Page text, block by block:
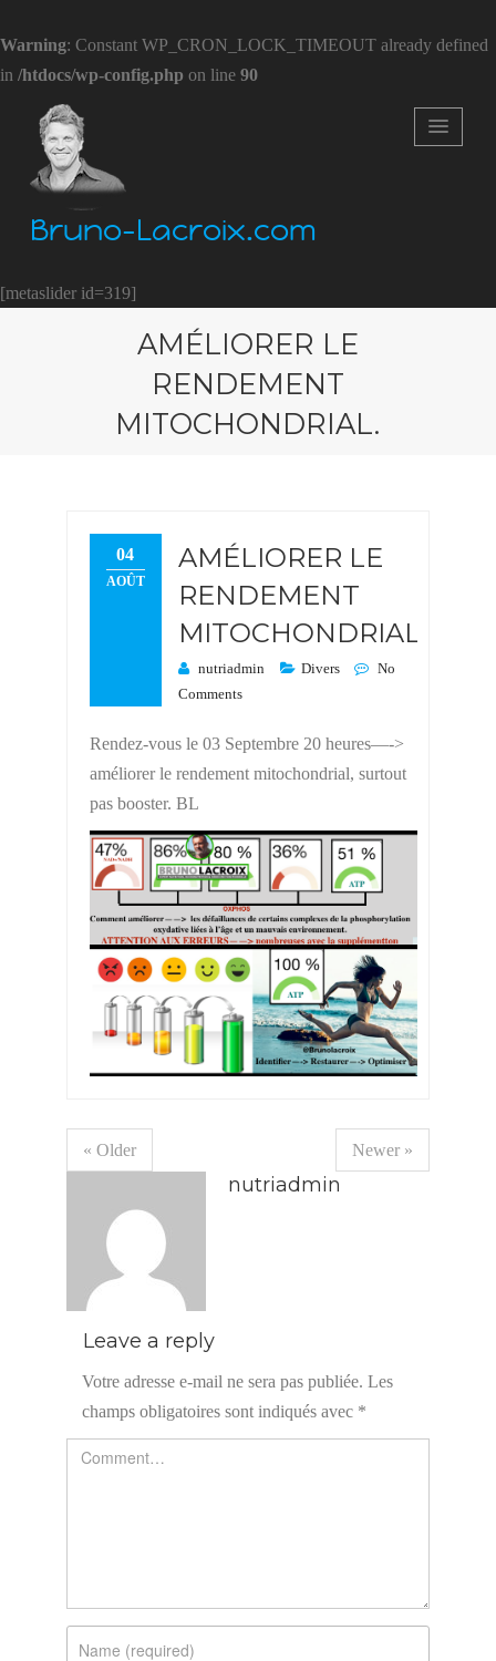
Warning: Constant WP_CRON_LOCK_TIMEOUT already defined
in /htdocs/wp-config.php on line 90
Bruno-Lacroix.com
[metaslider id=319]
AMÉLIORER LE
RENDEMENT
MITOCHONDRIAL.
04
AOÛT
AMÉLIORER LE
RENDEMENT
MITOCHONDRIAL.
nutriadmin Divers
No
Comments
Rendez-vous le 03 Septembre 20 heures—->
améliorer le rendement mitochondrial, surtout
pas booster. BL
« Older Newer »
nutriadmin
Leave a reply
Votre adresse e-mail ne sera pas publiée. Les
champs obligatoires sont indiqués avec *